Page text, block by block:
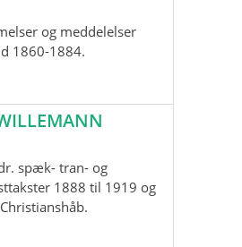
og meddelelser
1860-1884.
spæk- tran- og
1888 til 1919 og